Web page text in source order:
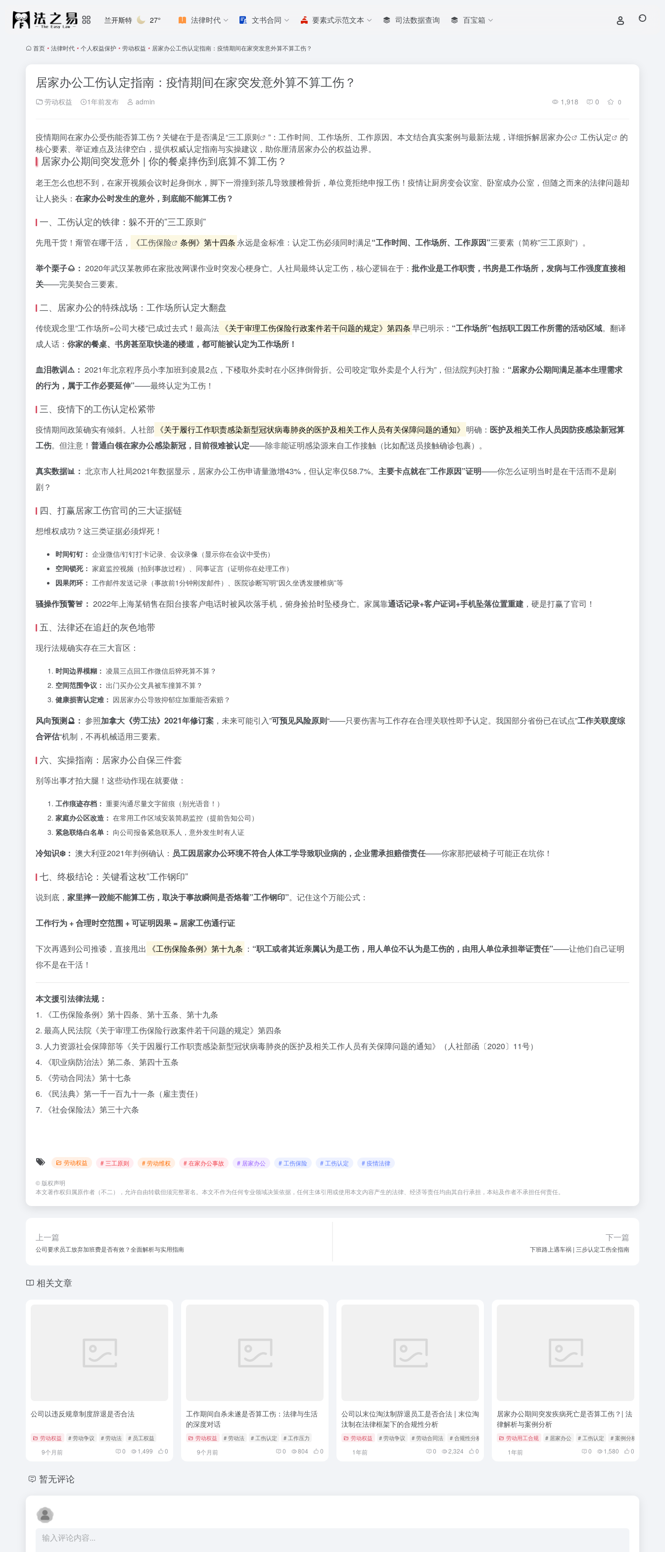
兰开斯特 27° 法律时代 文书合同 要素式示范文本 司法数据查询 百宝箱
首页 • 法律时代 • 个人权益保护 • 劳动权益 • 居家办公工伤认定指南：疫情期间在家突发意外算不算工伤？
居家办公工伤认定指南：疫情期间在家突发意外算不算工伤？
劳动权益 1年前发布 admin 1,918 0 0
疫情期间在家办公受伤能否算工伤？关键在于是否满足“三工原则 ”：工作时间、工作场所、工作原因。本文结合真实案例与最新法规，详细拆解居家办公 工伤认定
的
核心要素、举证难点及法律空白，提供权威认定指南与实操建议，助你厘清居家办公的权益边界。
居家办公期间突发意外 | 你的餐桌摔伤到底算不算工伤？
老王怎么也想不到，在家开视频会议时起身倒水，脚下一滑撞到茶几导致腰椎骨折，单位竟拒绝申报工伤！疫情让厨房变会议室、卧室成办公室，但随之而来的法律问题却
让人挠头： 在家办公时发生的意外，到底能不能算工伤？
一、工伤认定的铁律：躲不开的”三工原则”
先甩干货！甭管在哪干活， 《工伤保险 条例》第十四条 永远是金标准：认定工伤必须同时满足“工作时间、工作场所、工作原因”三要素（简称”三工原则”）。
举个栗子🌰： 2020年武汉某教师在家批改网课作业时突发心梗身亡。人社局最终认定工伤，核心逻辑在于： 批作业是工作职责，书房是工作场所，发病与工作强度直接相
关——完美契合三要素。
二、居家办公的特殊战场：工作场所认定大翻盘
传统观念里”工作场所=公司大楼”已成过去式！最高法 《关于审理工伤保险行政案件若干问题的规定》第四条早已明示： “工作场所”包括职工因工作所需的活动区域。翻译
成人话： 你家的餐桌、书房甚至取快递的楼道，都可能被认定为工作场所！
血泪教训⚠️： 2021年北京程序员小李加班到凌晨2点，下楼取外卖时在小区摔倒骨折。公司咬定”取外卖是个人行为”，但法院判决打脸： “居家办公期间满足基本生理需求
的行为，属于工作必要延伸”——最终认定为工伤！
三、疫情下的工伤认定松紧带
疫情期间政策确实有倾斜。人社部 《关于履行工作职责感染新型冠状病毒肺炎的医护及相关工作人员有关保障问题的通知》 明确： 医护及相关工作人员因防疫感染新冠算
工伤。但注意！ 普通白领在家办公感染新冠，目前很难被认定——除非能证明感染源来自工作接触（比如配送员接触确诊包裹）。
真实数据📊： 北京市人社局2021年数据显示，居家办公工伤申请量激增43%，但认定率仅58.7%。 主要卡点就在”工作原因”证明——你怎么证明当时是在干活而不是刷
剧？
四、打赢居家工伤官司的三大证据链
想维权成功？这三类证据必须焊死！
时间钉钉： 企业微信/钉钉打卡记录、会议录像（显示你在会议中受伤）
空间锁死： 家庭监控视频（拍到事故过程）、同事证言（证明你在处理工作）
因果闭环： 工作邮件发送记录（事故前1分钟刚发邮件）、医院诊断写明”因久坐诱发腰椎病”等
骚操作预警🚨： 2022年上海某销售在阳台接客户电话时被风吹落手机，俯身捡拾时坠楼身亡。家属靠通话记录+客户证词+手机坠落位置重建 ，硬是打赢了官司！
五、法律还在追赶的灰色地带
现行法规确实存在三大盲区：
时间边界模糊： 凌晨三点回工作微信后猝死算不算？
空间范围争议： 出门买办公文具被车撞算不算？
健康损害认定难： 因居家办公导致抑郁症加重能否索赔？
风向预测🔮： 参照加拿大《劳工法》2021年修订案 ，未来可能引入”可预见风险原则“——只要伤害与工作存在合理关联性即予认定。我国部分省份已在试点”工作关联度综
合评估“机制，不再机械适用三要素。
六、实操指南：居家办公自保三件套
别等出事才拍大腿！这些动作现在就要做：
工作痕迹存档： 重要沟通尽量文字留痕（别光语音！）
家庭办公区改造： 在常用工作区域安装简易监控（提前告知公司）
紧急联络白名单： 向公司报备紧急联系人，意外发生时有人证
冷知识❄️： 澳大利亚2021年判例确认： 员工因居家办公环境不符合人体工学导致职业病的，企业需承担赔偿责任——你家那把破椅子可能正在坑你！
七、终极结论：关键看这枚”工作钢印”
说到底， 家里摔一跤能不能算工伤，取决于事故瞬间是否烙着”工作钢印”。记住这个万能公式：
工作行为 + 合理时空范围 + 可证明因果 = 居家工伤通行证
下次再遇到公司推诿，直接甩出 《工伤保险条例》第十九条 ： “职工或者其近亲属认为是工伤，用人单位不认为是工伤的，由用人单位承担举证责任”——让他们自己证明
你不是在干活！
本文援引法律法规：
1. 《工伤保险条例》第十四条、第十五条、第十九条
2. 最高人民法院《关于审理工伤保险行政案件若干问题的规定》第四条
3. 人力资源社会保障部等《关于因履行工作职责感染新型冠状病毒肺炎的医护及相关工作人员有关保障问题的通知》（人社部函〔2020〕11号）
4. 《职业病防治法》第二条、第四十五条
5. 《劳动合同法》第十七条
6. 《民法典》第一千一百九十一条（雇主责任）
7. 《社会保险法》第三十六条
劳动权益 # 三工原则 # 劳动维权 # 在家办公事故 # 居家办公 # 工伤保险 # 工伤认定 # 疫情法律
© 版权声明
本文著作权归属原作者（不二），允许自由转载但须完整署名。本文不作为任何专业领域决策依据，任何主体引用或使用本文内容产生的法律、经济等责任均由其自行承担，本站及作者不承担任何责任。
上一篇
公司要求员工放弃加班费是否有效？全面解析与实用指南
下一篇
下班路上遇车祸 | 三步认定工伤全指南
相关文章
公司以违反规章制度辞退是否合法
劳动权益 # 劳动争议 # 劳动法 # 员工权益
9个月前 0 1,499 0
工作期间自杀未遂是否算工伤：法律与生活
的深度对话
劳动权益 # 劳动法 # 工伤认定 # 工作压力
9个月前 0 804 0
公司以末位淘汰制辞退员工是否合法 | 末位淘
汰制在法律框架下的合规性分析
劳动权益 # 劳动争议 # 劳动合同法 # 合规性分析
1年前 0 2,324 0
居家办公期间突发疾病死亡是否算工伤？| 法
律解析与案例分析
劳动用工合规 # 居家办公 # 工伤认定 # 案例分析
1年前 0 1,580 0
暂无评论